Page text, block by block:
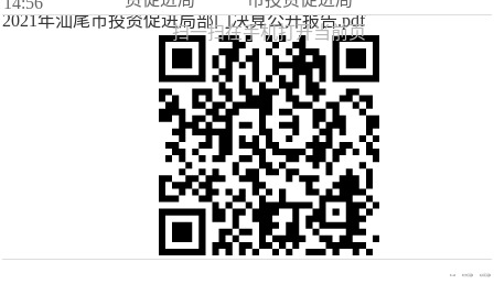
2021年汕尾市投资促进局部门决算公开报告.pdf
扫一扫在手机打开当前页